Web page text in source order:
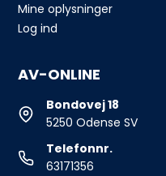
Mine oplysninger
Log ind
AV-ONLINE
Bondovej 18
5250 Odense SV
Telefonnr.
63171356